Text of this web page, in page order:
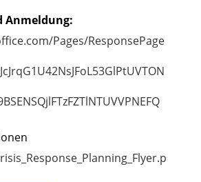
Anmeldung:
Pages/ResponsePage